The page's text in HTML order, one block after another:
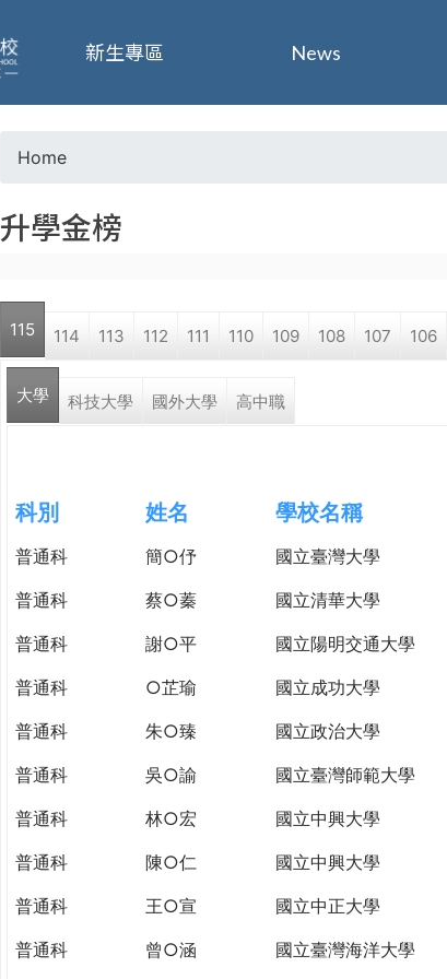
o
u
a
r
h
e
r
Home
升學金榜
115 114 113 112 111 110 109 108 107 106
大學 科技大學 國外大學 高中職
科別 姓名 學校名稱
普通科 簡○伃 國立臺灣大學
普通科
蔡○蓁 國立清華大學
普通科
謝○平 國立陽明交通大學
普通科
○芷瑜 國立成功大學
普通科
朱○臻 國立政治大學
普通科
吳○諭 國立臺灣師範大學
普通科
林○宏 國立中興大學
普通科
陳○仁 國立中興大學
普通科
王○宣 國立中正大學
普通科
曾○涵 國立臺灣海洋大學
新生專區 News